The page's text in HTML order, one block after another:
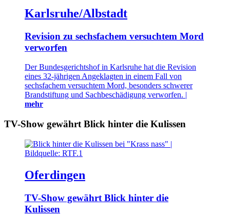
Karlsruhe/Albstadt
Revision zu sechsfachem versuchtem Mord
verworfen
Der Bundesgerichtshof in Karlsruhe hat die Revision
eines 32-jährigen Angeklagten in einem Fall von
sechsfachem versuchtem Mord, besonders schwerer
Brandstiftung und Sachbeschädigung verworfen. |
mehr
TV-Show gewährt Blick hinter die Kulissen
Oferdingen
TV-Show gewährt Blick hinter die
Kulissen